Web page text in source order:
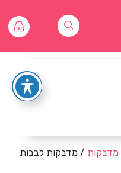
מדבקות / מדבקות לבבות